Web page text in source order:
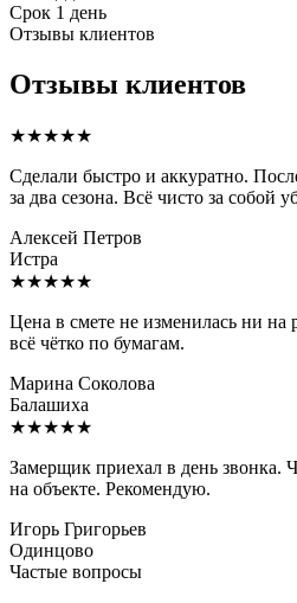
Срок 1 день
Отзывы клиентов
Отзывы клиентов
★★★★★
Сделали быстро и аккуратно.
за два сезона. Всё чисто за собой
Алексей Петров
Истра
★★★★★
Цена в смете не изменилась ни
всё чётко по бумагам.
Марина Соколова
Балашиха
★★★★★
Замерщик приехал в день звонка.
на объекте. Рекомендую.
Игорь Григорьев
Одинцово
Частые вопросы